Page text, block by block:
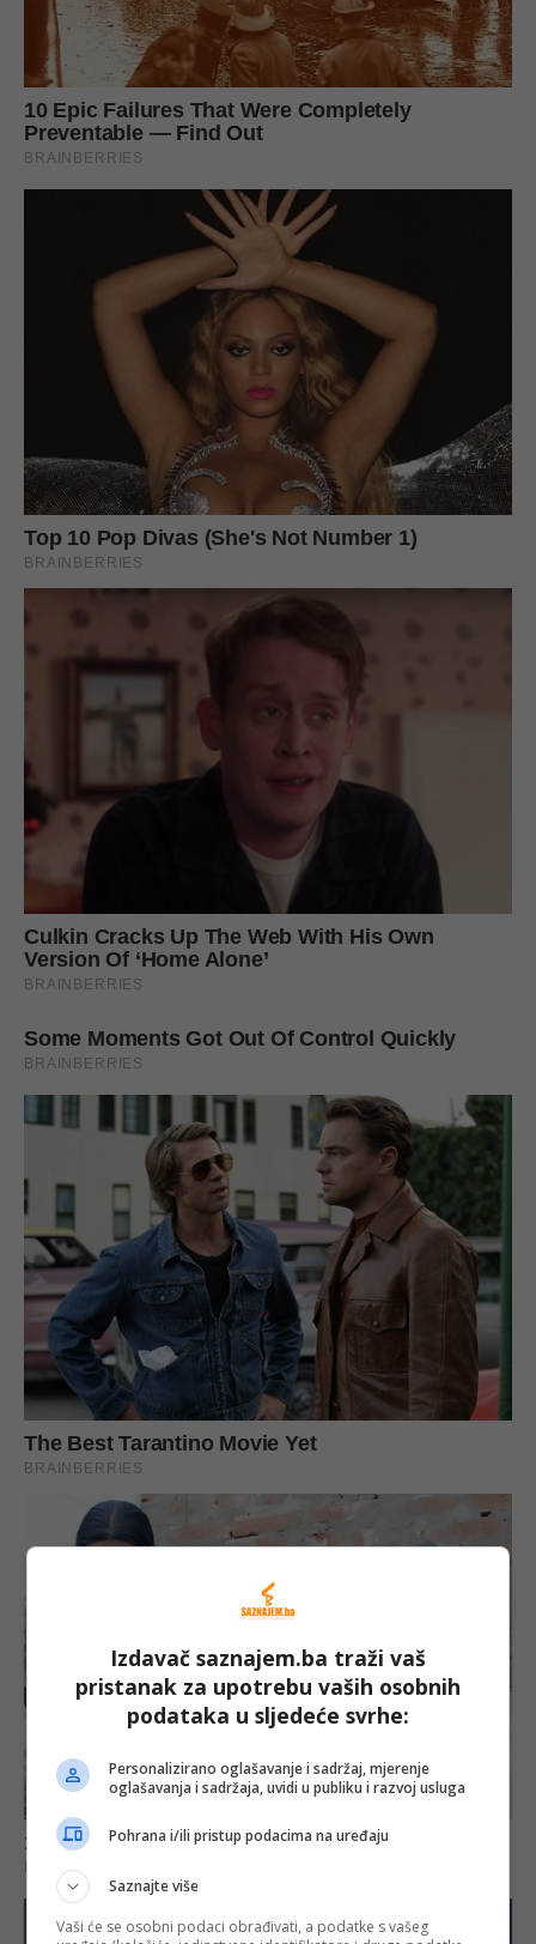
Izdavač saznajem.ba traži vaš
pristanak za upotrebu vaših osobnih
podataka u sljedeće svrhe:
Personalizirano oglašavanje i sadržaj, mjerenje
oglašavanja i sadržaja, uvidi u publiku i razvoj usluga
Pohrana i/ili pristup podacima na uređaju
Saznajte više
Vaši će se osobni podaci obrađivati, a podatke s vašeg